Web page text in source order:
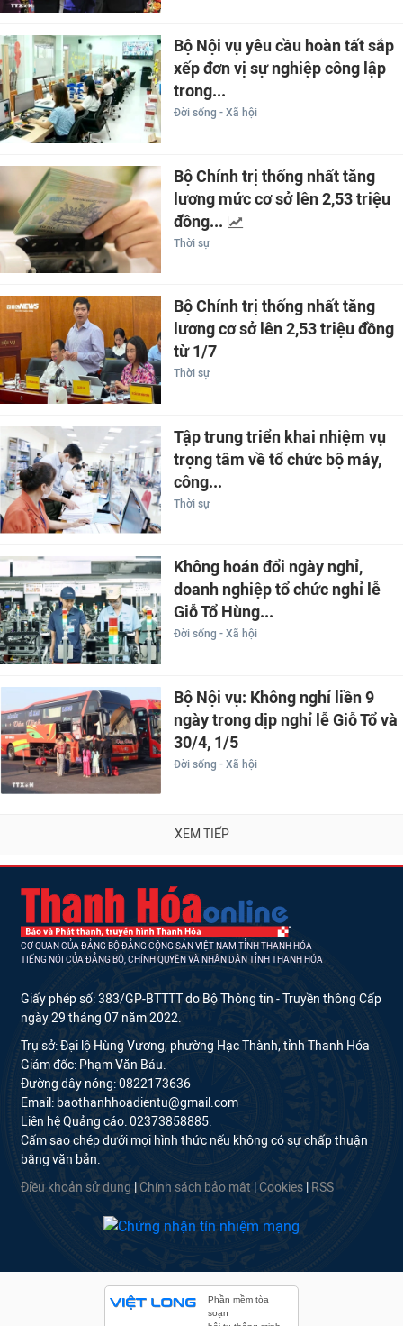
Bộ Nội vụ yêu cầu hoàn tất sắp
xếp đơn vị sự nghiệp công lập
trong...
Đời sống - Xã hội
Bộ Chính trị thống nhất tăng
lương mức cơ sở lên 2,53 triệu
đồng...
Thời sự
Bộ Chính trị thống nhất tăng
lương cơ sở lên 2,53 triệu đồng
từ 1/7
Thời sự
Tập trung triển khai nhiệm vụ
trọng tâm về tổ chức bộ máy,
công...
Thời sự
Không hoán đổi ngày nghỉ,
doanh nghiệp tổ chức nghỉ lễ
Giỗ Tổ Hùng...
Đời sống - Xã hội
Bộ Nội vụ: Không nghỉ liền 9
ngày trong dịp nghỉ lễ Giỗ Tổ và
30/4, 1/5
Đời sống - Xã hội
XEM TIẾP
CƠ QUAN CỦA ĐẢNG BỘ ĐẢNG CỘNG SẢN VIỆT NAM TỈNH THANH HÓA
TIẾNG NÓI CỦA ĐẢNG BỘ, CHÍNH QUYỀN VÀ NHÂN DÂN TỈNH THANH HÓA
Giấy phép số: 383/GP-BTTTT do Bộ Thông tin - Truyền thông Cấp
ngày 29 tháng 07 năm 2022.
Trụ sở: Đại lộ Hùng Vương, phường Hạc Thành, tỉnh Thanh Hóa
Giám đốc: Phạm Văn Báu.
Đường dây nóng: 0822173636
Email: baothanhhoadientu@gmail.com
Liên hệ Quảng cáo: 02373858885.
Cấm sao chép dưới mọi hình thức nếu không có sự chấp thuận
bằng văn bản.
Điều khoản sử dụng Chính sách bảo mật Cookies RSS
Phần mềm tòa
soạn